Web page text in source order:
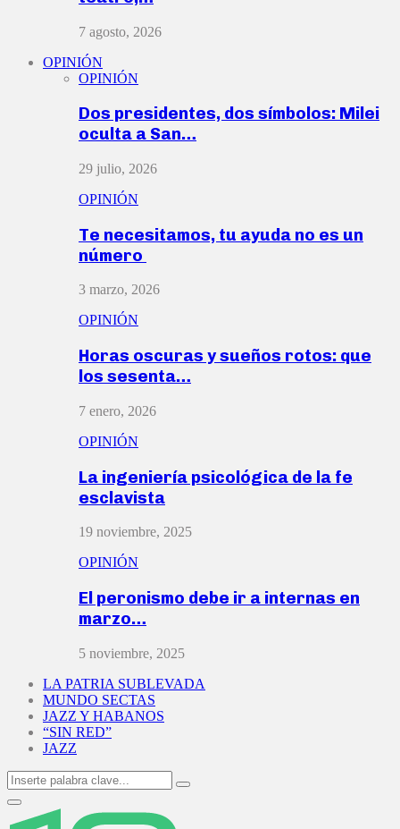
7 agosto, 2026
OPINIÓN
OPINIÓN
Dos presidentes, dos símbolos: Milei
oculta a San…
29 julio, 2026
OPINIÓN
Te necesitamos, tu ayuda no es un
número
3 marzo, 2026
OPINIÓN
Horas oscuras y sueños rotos: que
los sesenta…
7 enero, 2026
OPINIÓN
La ingeniería psicológica de la fe
esclavista
19 noviembre, 2025
OPINIÓN
El peronismo debe ir a internas en
marzo…
5 noviembre, 2025
LA PATRIA SUBLEVADA
MUNDO SECTAS
JAZZ Y HABANOS
“SIN RED”
JAZZ
Search
for:
Search
Primary
Menu